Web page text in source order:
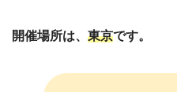
開催場所は、 東京です。